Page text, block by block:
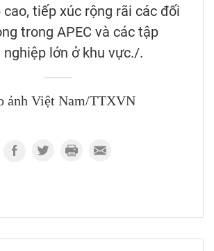
cao, tiếp xúc rộng rãi các đối
trong APEC và các tập
nghiệp lớn ở khu vực./.
ảnh Việt Nam/TTXVN